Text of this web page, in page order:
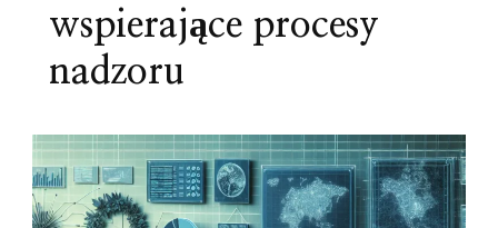
wspierające procesy
nadzoru